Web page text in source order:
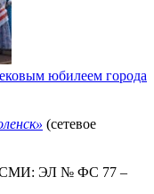
юбилеем города
(сетевое
СМИ: ЭЛ № ФС 77 –